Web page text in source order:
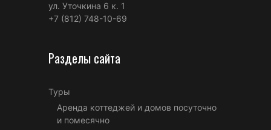
ул. Уточкина 6 к. 1
+7 (812) 748-10-69
Разделы сайта
Туры
Аренда коттеджей и домов посуточно
и помесячно